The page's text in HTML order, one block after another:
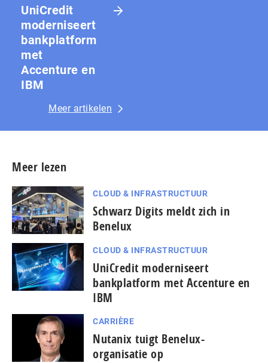
UniCredit
moderniseert
bankplatform
met
Accenture en
IBM
Meer artikelen
Meer lezen
CLOUD & INFRASTRUCTUUR
Schwarz Digits meldt zich in
Benelux
CLOUD & INFRASTRUCTUUR
UniCredit moderniseert
bankplatform met Accenture en
IBM
CARRIÈRE
Nutanix tuigt Benelux-
organisatie op